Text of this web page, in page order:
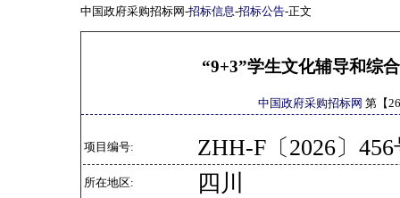
中国政府采购招标网-招标信息-招标公告-正文
“9+3”学生文化辅导和综
中国政府采购招标网 第【
项目编号: ZHH-F〔2026〕456
所在地区: 四川